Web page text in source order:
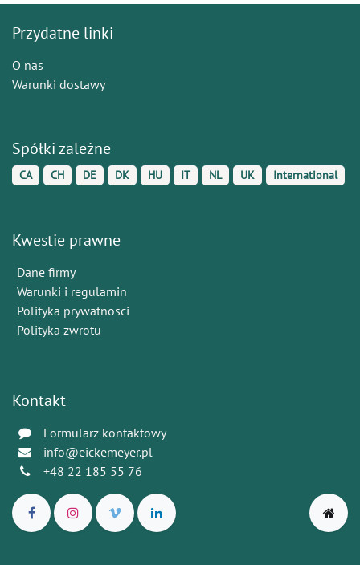
Przydatne linki
O nas
Warunki dostawy
Spółki zależne
CA CH DE DK HU IT NL UK International
Kwestie prawne
Dane firmy
Warunki i regulamin
Polityka prywatnosci
Polityka zwrotu
Kontakt
Formularz kontaktowy
info@eickemeyer.pl
+48 22 185 55 76